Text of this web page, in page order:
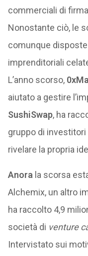
commerciali di
Nonostante ciò, le
comunque
imprenditoriali
L’anno scorso,
aiutato a gestire
SushiSwap, ha
gruppo di investitori
rivelare la propria
Anora la scorsa
Alchemix, un altro
ha raccolto 4,9
società di venture
Intervistato sui